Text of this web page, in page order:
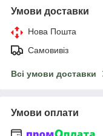
Умови доставки
Нова Пошта
Самовивіз
Всі умови доставки
Умови оплати